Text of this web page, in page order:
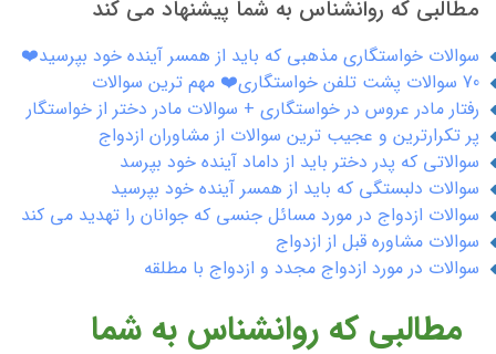
مطالبی که روانشناس به شما پیشنهاد می کند
سوالات خواستگاری مذهبی که باید از همسر آینده خود بپرسید❤️
70 سوالات پشت تلفن خواستگاری❤️ مهم ترین سوالات
رفتار مادر عروس در خواستگاری + سوالات مادر دختر از خواستگار
پر تکرارترین و عجیب ترین سوالات از مشاوران ازدواج
سوالاتی که پدر دختر باید از داماد آینده خود بپرسد
سوالات دلبستگی که باید از همسر آینده خود بپرسید
سوالات ازدواج در مورد مسائل جنسی که جوانان را تهدید می کند
سوالات مشاوره قبل از ازدواج
سوالات در مورد ازدواج مجدد و ازدواج با مطلقه
مطالبی که روانشناس به شما